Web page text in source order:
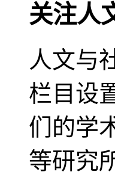
关注人
人文与
栏目设
们的学
等研究